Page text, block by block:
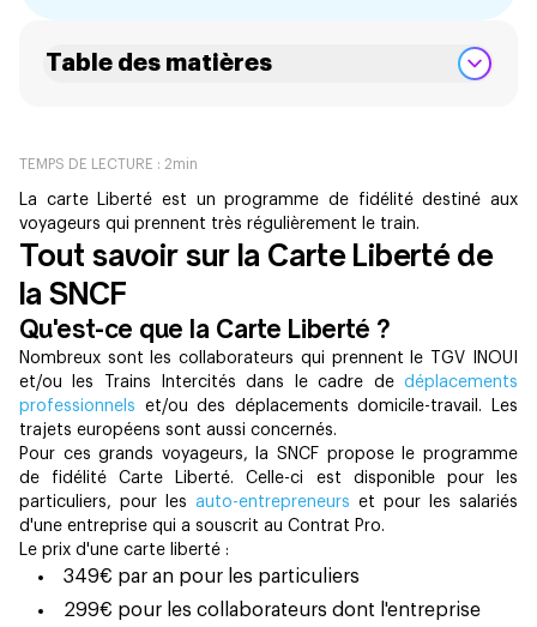
TEMPS DE LECTURE : 2min
La carte Liberté est un programme de fidélité destiné aux
voyageurs qui prennent très régulièrement le train.
Tout savoir sur la Carte Liberté de
la SNCF
Qu'est-ce que la Carte Liberté ?
Nombreux sont les collaborateurs qui prennent le TGV INOUI
et/ou les Trains Intercités dans le cadre de déplacements
professionnels et/ou des déplacements domicile-travail. Les
trajets européens sont aussi concernés.
Pour ces grands voyageurs, la SNCF propose le programme
de fidélité Carte Liberté. Celle-ci est disponible pour les
particuliers, pour les auto-entrepreneurs et pour les salariés
d'une entreprise qui a souscrit au Contrat Pro.
Le prix d'une carte liberté :
349€ par an pour les particuliers
299€ pour les collaborateurs dont l'entreprise
Table des matières